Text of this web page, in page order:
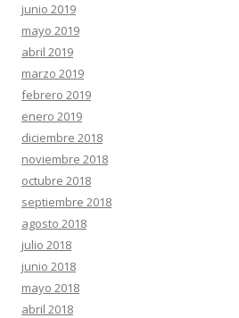
junio 2019
mayo 2019
abril 2019
marzo 2019
febrero 2019
enero 2019
diciembre 2018
noviembre 2018
octubre 2018
septiembre 2018
agosto 2018
julio 2018
junio 2018
mayo 2018
abril 2018